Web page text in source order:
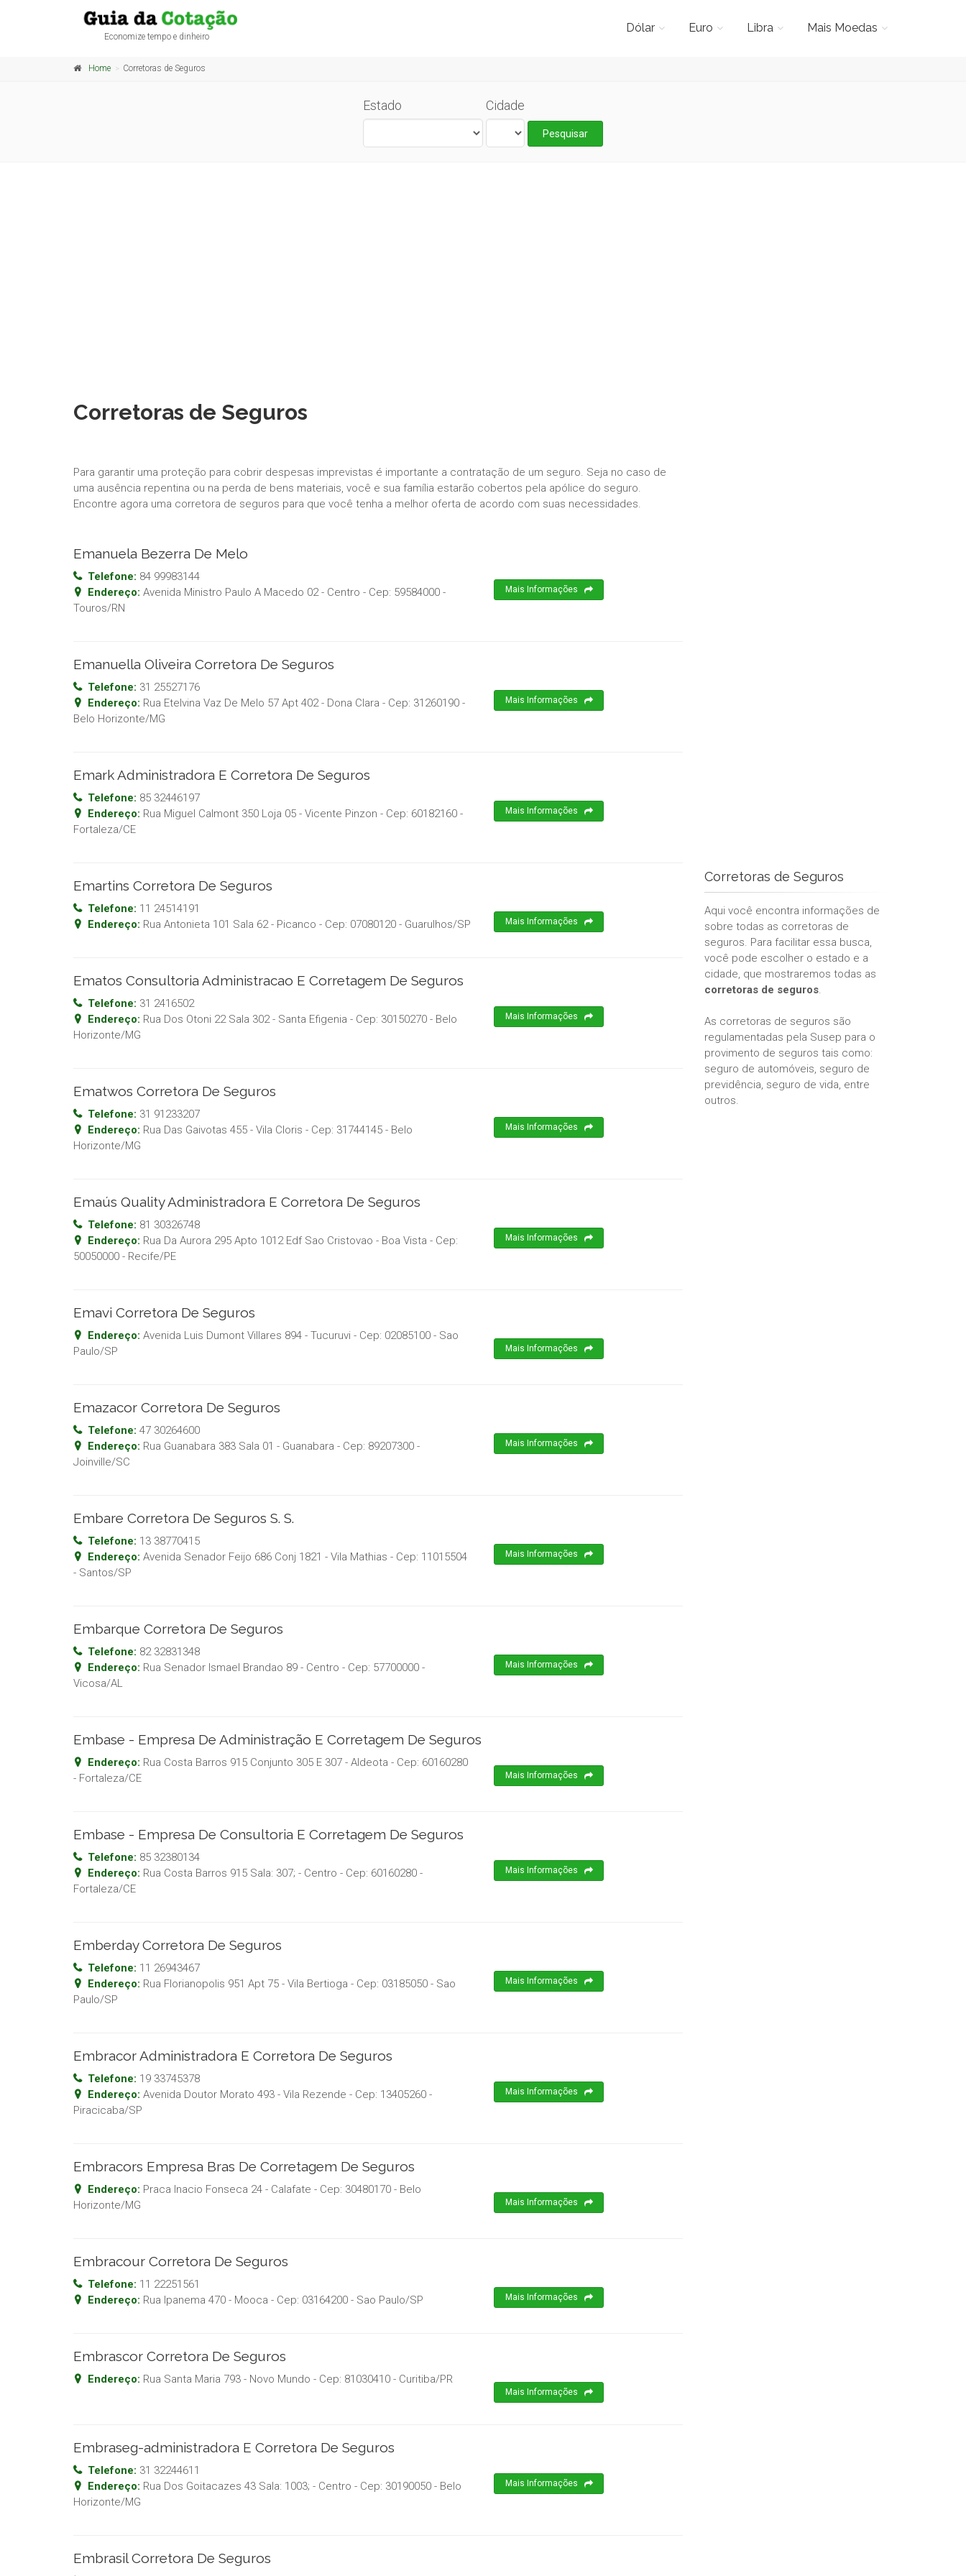
Economize tempo e dinheiro
Dólar Euro Libra Mais Moedas
Home Corretoras de Seguros
Estado Cidade
Pesquisar
Corretoras de Seguros
Para garantir uma proteção para cobrir despesas imprevistas é importante a contratação de um seguro. Seja no caso de
uma ausência repentina ou na perda de bens materiais, você e sua família estarão cobertos pela apólice do seguro.
Encontre agora uma corretora de seguros para que você tenha a melhor oferta de acordo com suas necessidades.
Emanuela Bezerra De Melo
Telefone: 84 99983144
Endereço: Avenida Ministro Paulo A Macedo 02 - Centro - Cep: 59584000 -
Touros/RN
Mais Informações
Emanuella Oliveira Corretora De Seguros
Telefone: 31 25527176
Endereço: Rua Etelvina Vaz De Melo 57 Apt 402 - Dona Clara - Cep: 31260190 -
Belo Horizonte/MG
Mais Informações
Emark Administradora E Corretora De Seguros
Telefone: 85 32446197
Endereço: Rua Miguel Calmont 350 Loja 05 - Vicente Pinzon - Cep: 60182160 -
Fortaleza/CE
Mais Informações
Emartins Corretora De Seguros
Telefone: 11 24514191
Endereço: Rua Antonieta 101 Sala 62 - Picanco - Cep: 07080120 - Guarulhos/SP Mais Informações
Ematos Consultoria Administracao E Corretagem De Seguros
Telefone: 31 2416502
Endereço: Rua Dos Otoni 22 Sala 302 - Santa Efigenia - Cep: 30150270 - Belo
Horizonte/MG
Mais Informações
Ematwos Corretora De Seguros
Telefone: 31 91233207
Endereço: Rua Das Gaivotas 455 - Vila Cloris - Cep: 31744145 - Belo
Horizonte/MG
Mais Informações
Emaús Quality Administradora E Corretora De Seguros
Telefone: 81 30326748
Endereço: Rua Da Aurora 295 Apto 1012 Edf Sao Cristovao - Boa Vista - Cep:
50050000 - Recife/PE
Mais Informações
Emavi Corretora De Seguros
Endereço: Avenida Luis Dumont Villares 894 - Tucuruvi - Cep: 02085100 - Sao
Paulo/SP Mais Informações
Emazacor Corretora De Seguros
Telefone: 47 30264600
Endereço: Rua Guanabara 383 Sala 01 - Guanabara - Cep: 89207300 -
Joinville/SC
Mais Informações
Embare Corretora De Seguros S. S.
Telefone: 13 38770415
Endereço: Avenida Senador Feijo 686 Conj 1821 - Vila Mathias - Cep: 11015504
- Santos/SP
Mais Informações
Embarque Corretora De Seguros
Telefone: 82 32831348
Endereço: Rua Senador Ismael Brandao 89 - Centro - Cep: 57700000 -
Vicosa/AL
Mais Informações
Embase - Empresa De Administração E Corretagem De Seguros
Endereço: Rua Costa Barros 915 Conjunto 305 E 307 - Aldeota - Cep: 60160280
- Fortaleza/CE Mais Informações
Embase - Empresa De Consultoria E Corretagem De Seguros
Telefone: 85 32380134
Endereço: Rua Costa Barros 915 Sala: 307; - Centro - Cep: 60160280 -
Fortaleza/CE
Mais Informações
Emberday Corretora De Seguros
Telefone: 11 26943467
Endereço: Rua Florianopolis 951 Apt 75 - Vila Bertioga - Cep: 03185050 - Sao
Paulo/SP
Mais Informações
Embracor Administradora E Corretora De Seguros
Telefone: 19 33745378
Endereço: Avenida Doutor Morato 493 - Vila Rezende - Cep: 13405260 -
Piracicaba/SP
Mais Informações
Embracors Empresa Bras De Corretagem De Seguros
Endereço: Praca Inacio Fonseca 24 - Calafate - Cep: 30480170 - Belo
Horizonte/MG Mais Informações
Embracour Corretora De Seguros
Telefone: 11 22251561
Endereço: Rua Ipanema 470 - Mooca - Cep: 03164200 - Sao Paulo/SP Mais Informações
Embrascor Corretora De Seguros
Endereço: Rua Santa Maria 793 - Novo Mundo - Cep: 81030410 - Curitiba/PR
Mais Informações
Embraseg-administradora E Corretora De Seguros
Telefone: 31 32244611
Endereço: Rua Dos Goitacazes 43 Sala: 1003; - Centro - Cep: 30190050 - Belo
Horizonte/MG
Mais Informações
Embrasil Corretora De Seguros
Corretoras de Seguros
Aqui você encontra informações de
sobre todas as corretoras de
seguros. Para facilitar essa busca,
você pode escolher o estado e a
cidade, que mostraremos todas as
corretoras de seguros.
As corretoras de seguros são
regulamentadas pela Susep para o
provimento de seguros tais como:
seguro de automóveis, seguro de
previdência, seguro de vida, entre
outros.